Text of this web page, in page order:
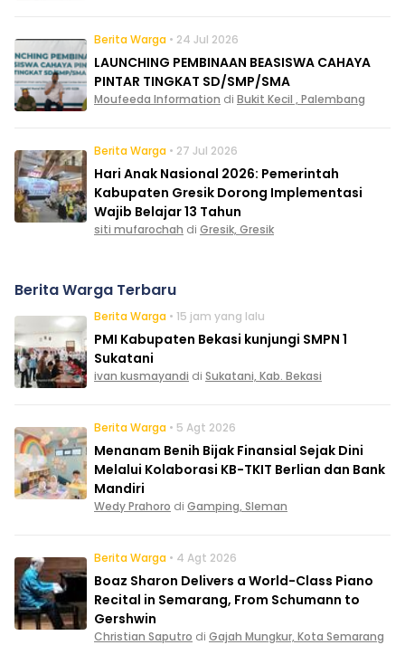
Berita Warga • 24 Jul 2026
LAUNCHING PEMBINAAN BEASISWA CAHAYA
PINTAR TINGKAT SD/SMP/SMA
Moufeeda Information di Bukit Kecil , Palembang
Berita Warga • 27 Jul 2026
Hari Anak Nasional 2026: Pemerintah
Kabupaten Gresik Dorong Implementasi
Wajib Belajar 13 Tahun
siti mufarochah di Gresik, Gresik
Berita Warga Terbaru
Berita Warga • 15 jam yang lalu
PMI Kabupaten Bekasi kunjungi SMPN 1
Sukatani
ivan kusmayandi di Sukatani, Kab. Bekasi
Berita Warga • 5 Agt 2026
Menanam Benih Bijak Finansial Sejak Dini
Melalui Kolaborasi KB-TKIT Berlian dan Bank
Mandiri
Wedy Prahoro di Gamping, Sleman
Berita Warga • 4 Agt 2026
Boaz Sharon Delivers a World-Class Piano
Recital in Semarang, From Schumann to
Gershwin
Christian Saputro di Gajah Mungkur, Kota Semarang